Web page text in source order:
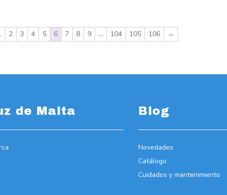
2 3 4 5 6 7 8 9 … 104 105 106 →
de Malta Blog
Novedades
Catálogo
Cuidados y mantenimiento